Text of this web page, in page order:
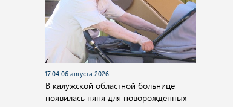
17:04 06 августа 2026
В калужской областной больнице
появилась няня для новорожденных